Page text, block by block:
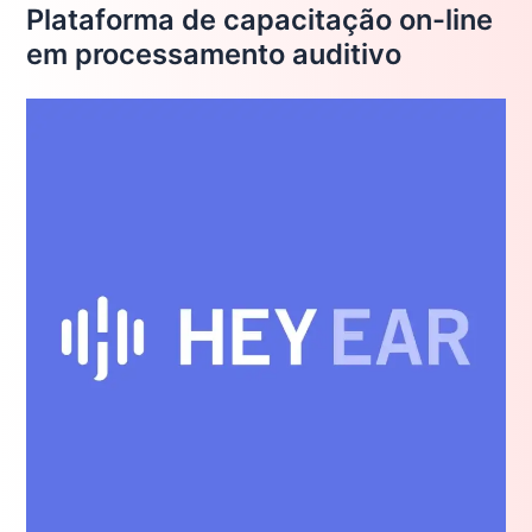
Plataforma de capacitação on-line
em processamento auditivo